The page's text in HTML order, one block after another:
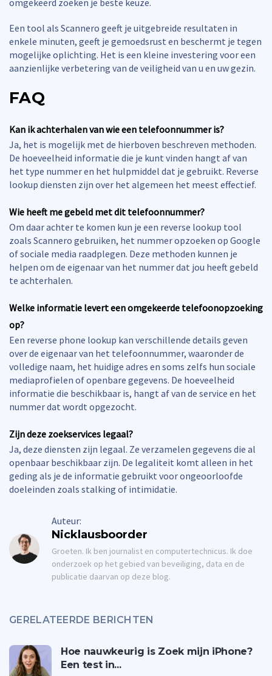
omgekeerd zoeken je beste keuze.
Een tool als Scannero geeft je uitgebreide resultaten in
enkele minuten, geeft je gemoedsrust en beschermt je tegen
mogelijke oplichting. Het is een kleine investering voor een
aanzienlijke verbetering van de veiligheid van u en uw gezin.
FAQ
Kan ik achterhalen van wie een telefoonnummer is?
Ja, het is mogelijk met de hierboven beschreven methoden.
De hoeveelheid informatie die je kunt vinden hangt af van
het type nummer en het hulpmiddel dat je gebruikt. Reverse
lookup diensten zijn over het algemeen het meest effectief.
Wie heeft me gebeld met dit telefoonnummer?
Om daar achter te komen kun je een reverse lookup tool
zoals Scannero gebruiken, het nummer opzoeken op Google
of sociale media raadplegen. Deze methoden kunnen je
helpen om de eigenaar van het nummer dat jou heeft gebeld
te achterhalen.
Welke informatie levert een omgekeerde telefoonopzoeking
op?
Een reverse phone lookup kan verschillende details geven
over de eigenaar van het telefoonnummer, waaronder de
volledige naam, het huidige adres en soms zelfs hun sociale
mediaprofielen of openbare gegevens. De hoeveelheid
informatie die beschikbaar is, hangt af van de service en het
nummer dat wordt opgezocht.
Zijn deze zoekservices legaal?
Ja, deze diensten zijn legaal. Ze verzamelen gegevens die al
openbaar beschikbaar zijn. De legaliteit komt alleen in het
geding als je de informatie gebruikt voor ongeoorloofde
doeleinden zoals stalking of intimidatie.
Auteur:
Nicklausboorder
Groeten. Ik ben journalist en computertechnicus. Ik doe
onderzoek op het gebied van beveiliging, data en de
publicatie daarvan op deze blog.
GERELATEERDE BERICHTEN
Hoe nauwkeurig is Zoek mijn iPhone?
Een test in...